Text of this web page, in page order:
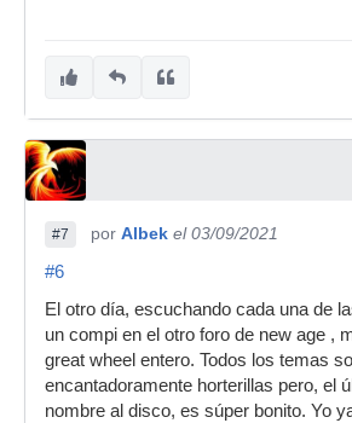
#7 por Albek el 03/09/2021
#6
El otro día, escuchando cada una de
un compi en el otro foro de new age ,
great wheel entero. Todos los temas
encantadoramente horterillas pero, el
nombre al disco, es súper bonito. Yo